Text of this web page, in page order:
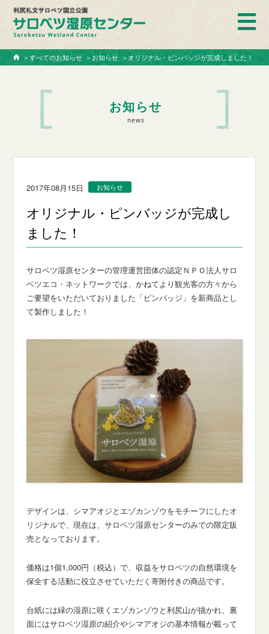
ホーム
＞すべてのお知らせ ＞ お知らせ ＞オリジナル・ピンバッジが完成しました！
お知らせ
news
2017年08月15日 お知らせ
オリジナル・ピンバッジが完成し
ました！
サロベツ湿原センターの管理運営団体の認定ＮＰＯ法人サロ
ベツエコ・ネットワークでは、かねてより観光客の方々から
ご要望をいただいておりました「ピンバッジ」を新商品とし
て製作しました！
デザインは、シマアオジとエゾカンゾウをモチーフにしたオ
リジナルで、現在は、サロベツ湿原センターのみでの限定販
売となっております。
価格は1個1,000円（税込）で、収益をサロベツの自然環境を
保全する活動に役立させていただく寄附付きの商品です。
台紙には緑の湿原に咲くエゾカンゾウと利尻山が描かれ、裏
面にはサロベツ湿原の紹介やシマアオジの基本情報が載って